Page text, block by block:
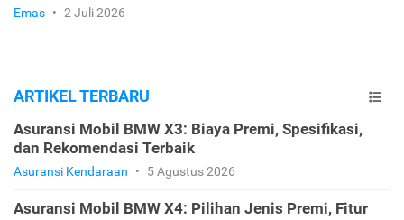
Emas • 2 Juli 2026
ARTIKEL TERBARU
Asuransi Mobil BMW X3: Biaya Premi, Spesifikasi,
dan Rekomendasi Terbaik
Asuransi Kendaraan • 5 Agustus 2026
Asuransi Mobil BMW X4: Pilihan Jenis Premi, Fitur